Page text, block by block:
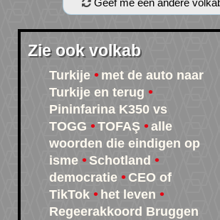
Geef me een andere
Zie ook volkab
Turkije
met de auto naar
Turkije en terug
Pininfarina K350 vs
TOGG
TOFAŞ
alle
woorden die eindigen op
isme
Schotland
democratie
CEO of
TikTok
het leven
Regeerakkoord Bruggen